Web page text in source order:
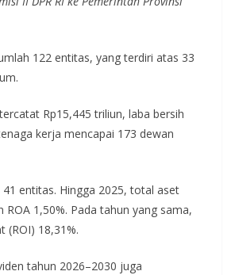
122 entitas, yang terdiri atas 33
Rp15,445 triliun, laba bersih
kerja mencapai 173 dewan
entitas. Hingga 2025, total aset
1,50%. Pada tahun yang sama,
(ROI) 18,31%.
tahun 2026–2030 juga